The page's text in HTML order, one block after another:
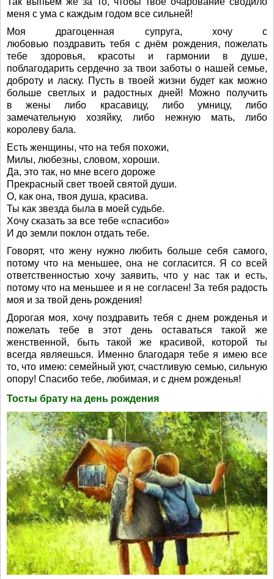
меня с ума с каждым годом все сильней!
Моя драгоценная супруга, хочу с
любовью поздравить тебя с днём рождения, пожелать
тебе здоровья, красоты и гармонии в душе,
поблагодарить сердечно за твои заботы о нашей семье,
доброту и ласку. Пусть в твоей жизни будет как можно
больше светлых и радостных дней! Можно получить
в жены либо красавицу, либо умницу, либо
замечательную хозяйку, либо нежную мать, либо
королеву бала.
Есть женщины, что на тебя похожи,
Милы, любезны, словом, хороши.
Да, это так, но мне всего дороже
Прекрасный свет твоей святой души.
О, как она, твоя душа, красива.
Ты как звезда была в моей судьбе.
Хочу сказать за все тебе «спасибо»
И до земли поклон отдать тебе.
Говорят, что жену нужно любить больше себя самого,
потому что на меньшее, она не согласится. Я со всей
ответственностью хочу заявить, что у нас так и есть,
потому что на меньшее и я не согласен! За тебя радость
моя и за твой день рождения!
Дорогая моя, хочу поздравить тебя с днем рожденья и
пожелать тебе в этот день оставаться такой же
женственной, быть такой же красивой, которой ты
всегда являешься. Именно благодаря тебе я имею все
то, что имею: семейный уют, счастливую семью, сильную
опору! Спасибо тебе, любимая, и с днем рожденья!
Тосты брату на день рождения